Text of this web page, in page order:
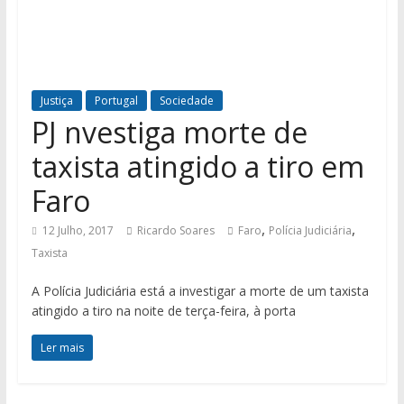
Justiça Portugal Sociedade
PJ nvestiga morte de
taxista atingido a tiro em
Faro
12 Julho, 2017 Ricardo Soares Faro, Polícia Judiciária,
Taxista
A Polícia Judiciária está a investigar a morte de um taxista
atingido a tiro na noite de terça-feira, à porta
Ler mais